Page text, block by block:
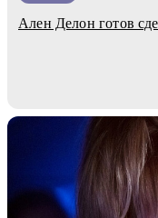
Ален Делон готов